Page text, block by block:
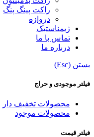
راکت پینگ پنگ
دروازه
ژیمناستیک
تماس با ما
درباره ما
بستن (Esc)
فیلتر موجودی و حراج
محصولات تخفیف دار
محصولات موجود
فیلتر قیمت